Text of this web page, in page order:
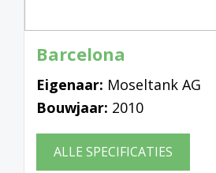
Barcelona
Eigenaar: Moseltank AG
Bouwjaar: 2010
ALLE SPECIFICATIES